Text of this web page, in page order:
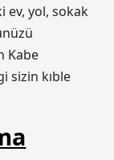
ev, yol, sokak
Kabe
sizin kıble